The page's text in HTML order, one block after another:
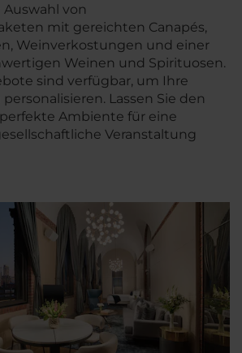
von
mit gereichten Canapés,
Weinverkostungen und einer
Weinen und Spirituosen.
sind verfügbar, um Ihre
Lassen Sie den
Ambiente für eine
Veranstaltung